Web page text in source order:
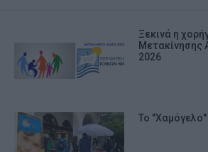
Ξεκινά η
Μετακίνησης
2026
Το